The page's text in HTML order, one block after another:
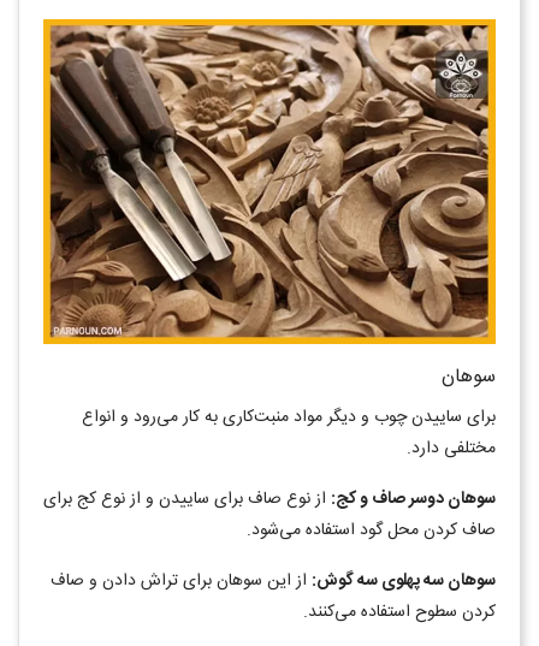
سوهان
برای ساییدن چوب و دیگر مواد منبت‌کاری به کار می‌رود و انواع
مختلفی دارد.
سوهان دوسر صاف و کج: از نوع صاف برای ساییدن و از نوع کج برای
صاف کردن محل گود استفاده می‌شود.
سوهان سه پهلوی سه گوش: از این سوهان برای تراش دادن و صاف
کردن سطوح استفاده می‌کنند.